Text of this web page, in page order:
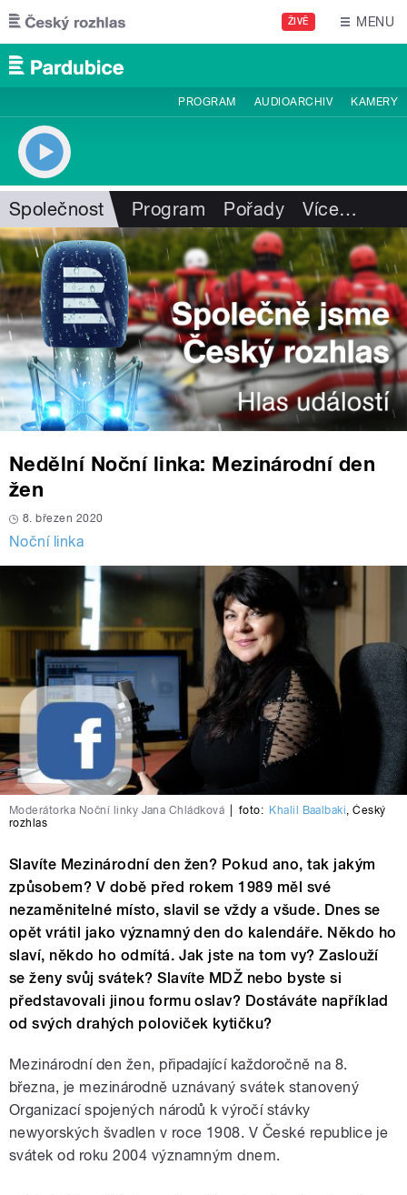
Přejít k hlavnímu obsahu
ŽIVĚ MENU
PROGRAM AUDIOARCHIV KAMERY
Společnost Program Pořady Více…
Nedělní Noční linka: Mezinárodní den
žen
8. březen 2020
Noční linka
Moderátorka Noční linky Jana Chládková foto: Khalil Baalbaki,Český
rozhlas
Slavíte Mezinárodní den žen? Pokud ano, tak jakým
způsobem? V době před rokem 1989 měl své
nezaměnitelné místo, slavil se vždy a všude. Dnes se
opět vrátil jako významný den do kalendáře. Někdo ho
slaví, někdo ho odmítá. Jak jste na tom vy? Zaslouží
se ženy svůj svátek? Slavíte MDŽ nebo byste si
představovali jinou formu oslav? Dostáváte například
od svých drahých poloviček kytičku?
Mezinárodní den žen, připadající každoročně na 8.
března, je mezinárodně uznávaný svátek stanovený
Organizací spojených národů k výročí stávky
newyorských švadlen v roce 1908. V České republice je
svátek od roku 2004 významným dnem.